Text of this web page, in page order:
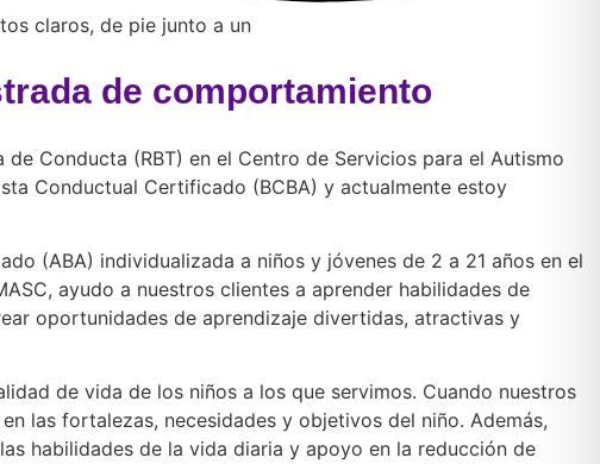
de comportamiento
Conducta (RBT) en el Centro de Servicios para el Autismo
Conductual Certificado (BCBA) y actualmente estoy
(ABA) individualizada a niños y jóvenes de 2 a 21 años en el
ayudo a nuestros clientes a aprender habilidades de
oportunidades de aprendizaje divertidas, atractivas y
de vida de los niños a los que servimos. Cuando nuestros
las fortalezas, necesidades y objetivos del niño. Además,
habilidades de la vida diaria y apoyo en la reducción de